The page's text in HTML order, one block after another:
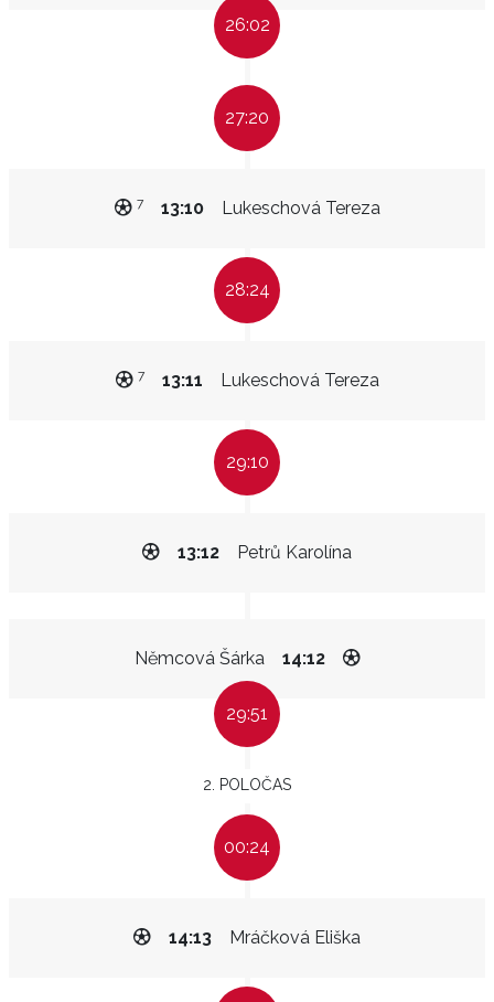
26:02
27:20
Lukeschová Tereza
13:10
7
28:24
Lukeschová Tereza
13:11
7
29:10
Petrů Karolína
13:12
Němcová Šárka 14:12
29:51
2. POLOČAS
00:24
Mráčková Eliška
14:13